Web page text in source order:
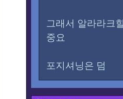
그래서 알라라크
중요
포지셔닝은 덤